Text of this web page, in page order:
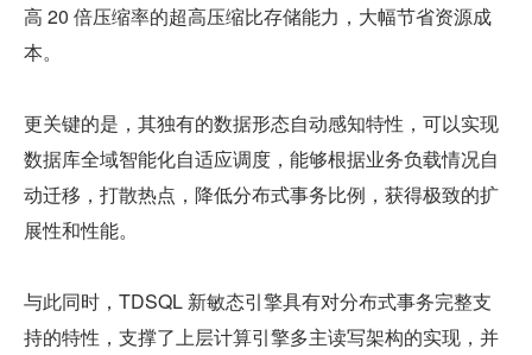
高 20 倍压缩率的超高压缩比存储能力，大幅节省资源成
本。
更关键的是，其独有的数据形态自动感知特性，可以实现
数据库全域智能化自适应调度，能够根据业务负载情况自
动迁移，打散热点，降低分布式事务比例，获得极致的扩
展性和性能。
与此同时，TDSQL 新敏态引擎具有对分布式事务完整支
持的特性，支撑了上层计算引擎多主读写架构的实现，并